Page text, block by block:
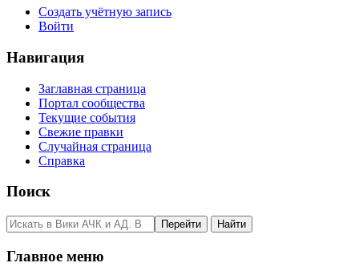
Создать учётную запись
Войти
Навигация
Заглавная страница
Портал сообщества
Текущие события
Свежие правки
Случайная страница
Справка
Поиск
Главное меню